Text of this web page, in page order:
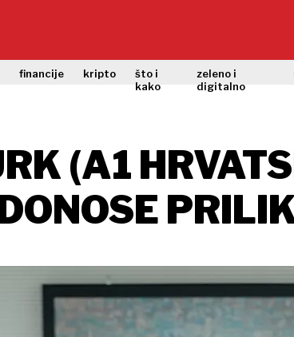
financije kripto
što i
kako
zeleno i
digitalno
(A1